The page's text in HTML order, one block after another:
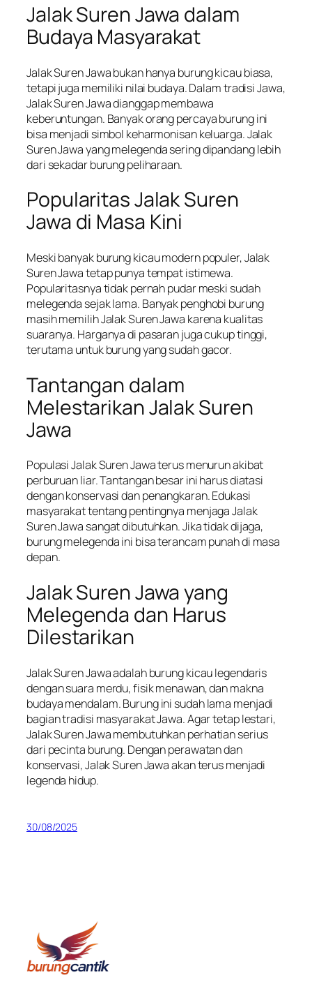
Jalak Suren Jawa dalam
Budaya Masyarakat
Jalak Suren Jawa bukan hanya burung kicau biasa,
tetapi juga memiliki nilai budaya. Dalam tradisi Jawa,
Jalak Suren Jawa dianggap membawa
keberuntungan. Banyak orang percaya burung ini
bisa menjadi simbol keharmonisan keluarga. Jalak
Suren Jawa yang melegenda sering dipandang lebih
dari sekadar burung peliharaan.
Popularitas Jalak Suren
Jawa di Masa Kini
Meski banyak burung kicau modern populer, Jalak
Suren Jawa tetap punya tempat istimewa.
Popularitasnya tidak pernah pudar meski sudah
melegenda sejak lama. Banyak penghobi burung
masih memilih Jalak Suren Jawa karena kualitas
suaranya. Harganya di pasaran juga cukup tinggi,
terutama untuk burung yang sudah gacor.
Tantangan dalam
Melestarikan Jalak Suren
Jawa
Populasi Jalak Suren Jawa terus menurun akibat
perburuan liar. Tantangan besar ini harus diatasi
dengan konservasi dan penangkaran. Edukasi
masyarakat tentang pentingnya menjaga Jalak
Suren Jawa sangat dibutuhkan. Jika tidak dijaga,
burung melegenda ini bisa terancam punah di masa
depan.
Jalak Suren Jawa yang
Melegenda dan Harus
Dilestarikan
Jalak Suren Jawa adalah burung kicau legendaris
dengan suara merdu, fisik menawan, dan makna
budaya mendalam. Burung ini sudah lama menjadi
bagian tradisi masyarakat Jawa. Agar tetap lestari,
Jalak Suren Jawa membutuhkan perhatian serius
dari pecinta burung. Dengan perawatan dan
konservasi, Jalak Suren Jawa akan terus menjadi
legenda hidup.
30/08/2025